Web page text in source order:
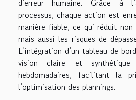
processus, chaque action est
manière fiable, ce qui réduit non
mais aussi les risques de
L’intégration d’un tableau de
vision claire et synthétique
hebdomadaires, facilitant la
l’optimisation des plannings.